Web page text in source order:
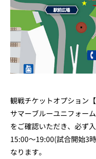
観戦チケットオプション
サマーブルーユニフォー
をご確認いただき、必ず
15:00～19:00(試合開始3
なります。